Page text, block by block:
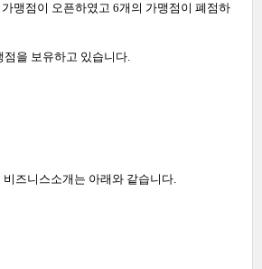
맹점이 오픈하였고 6개의 가맹점이 폐점하
을 보유하고 있습니다.
즈니스소개는 아래와 같습니다.